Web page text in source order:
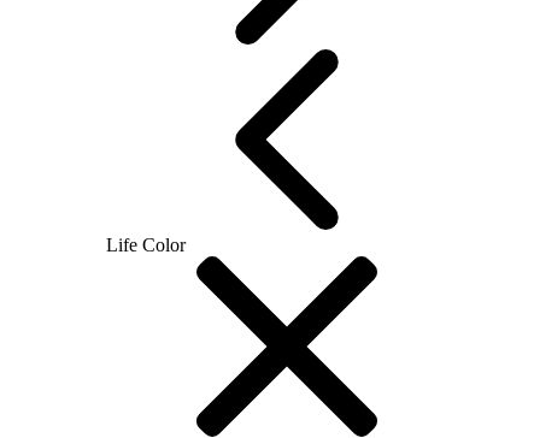
Life Color